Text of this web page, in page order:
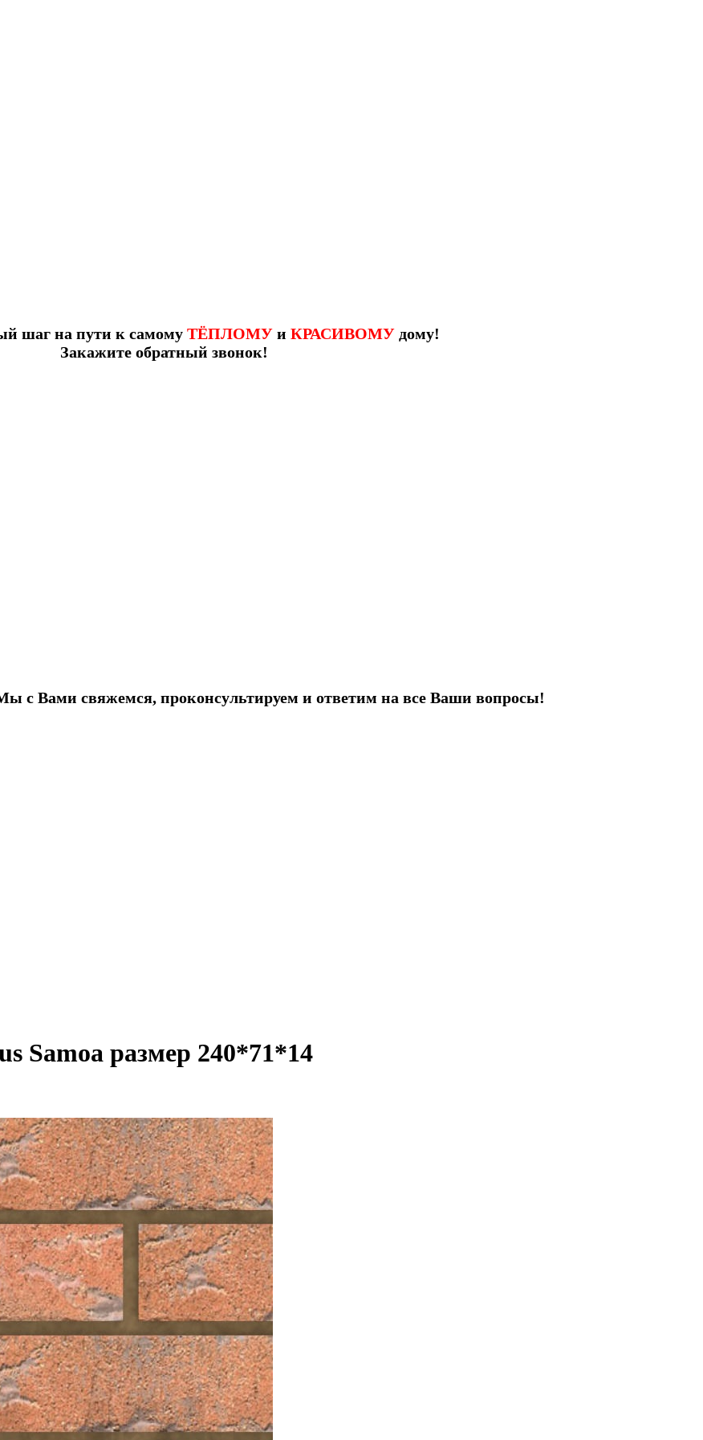
шаг на пути к самому ТЁПЛОМУи КРАСИВОМУдому!
Закажите обратный звонок!
с Вами свяжемся, проконсультируем и ответим на все Ваши вопросы!
Samoa размер 240*71*14